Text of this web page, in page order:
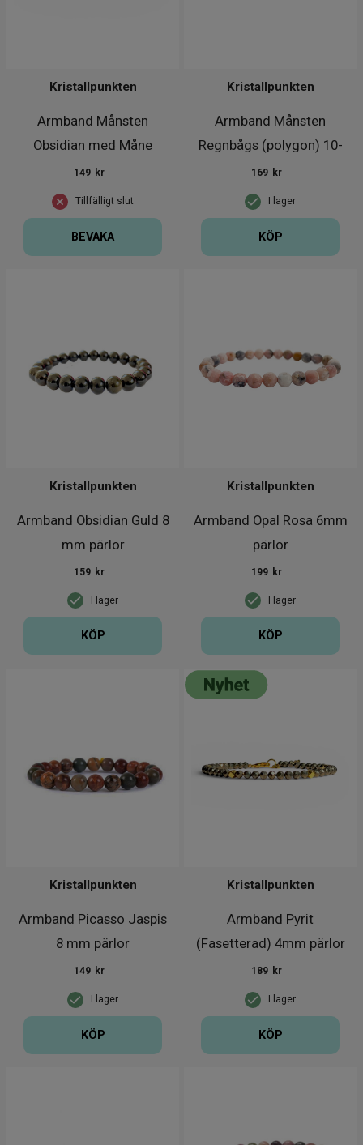
Armband Månsten
Obsidian med Måne
Kristallpunkten
Tillfälligt slut
149 kr
BEVAKA
Armband Månsten
Regnbågs (polygon) 10-
14mm
Kristallpunkten
I lager
169 kr
KÖP
Armband Obsidian Guld 8
mm pärlor
Kristallpunkten
I lager
159 kr
KÖP
Armband Opal Rosa 6mm
pärlor
Kristallpunkten
I lager
199 kr
KÖP
Armband Picasso Jaspis
8 mm pärlor
Kristallpunkten
I lager
149 kr
KÖP
Armband Pyrit
(Fasetterad) 4mm pärlor
Kristallpunkten
I lager
189 kr
KÖP